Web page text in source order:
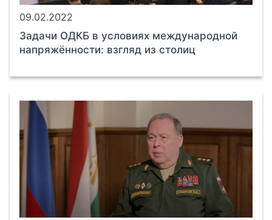
09.02.2022
Задачи ОДКБ в условиях международной
напряжённости: взгляд из столиц